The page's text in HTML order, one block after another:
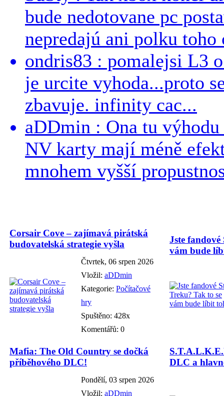
bude nedotovane pc
nepredajú ani polku toho
ondris83 : pomalejsi L3
je urcite vyhoda...proto
zbavuje. infinity cac...
aDDmin : Ona tu
NV karty mají méně
mnohem vyšší
Corsair Cove – zajímavá pirátská
budovatelská strategie vyšla
Čtvrtek, 06 srpen 2026
Vložil: aDDmin
Kategorie: Počítačové
hry
Spuštěno: 428x
Komentářů: 0
Jste
vám bude
Mafia: The Old Country se dočká
příběhového DLC!
Pondělí, 03 srpen 2026
Vložil: aDDmin
DLC a